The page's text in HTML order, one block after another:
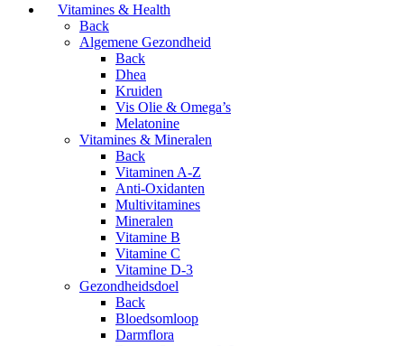
Vitamines & Health
Back
Algemene Gezondheid
Back
Dhea
Kruiden
Vis Olie & Omega’s
Melatonine
Vitamines & Mineralen
Back
Vitaminen A-Z
Anti-Oxidanten
Multivitamines
Mineralen
Vitamine B
Vitamine C
Vitamine D-3
Gezondheidsdoel
Back
Bloedsomloop
Darmflora